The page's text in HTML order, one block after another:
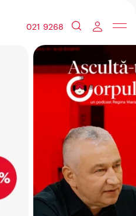
021 9268